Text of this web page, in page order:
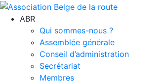
ABR
Qui sommes-nous ?
Assemblée générale
Conseil d’administration
Secrétariat
Membres